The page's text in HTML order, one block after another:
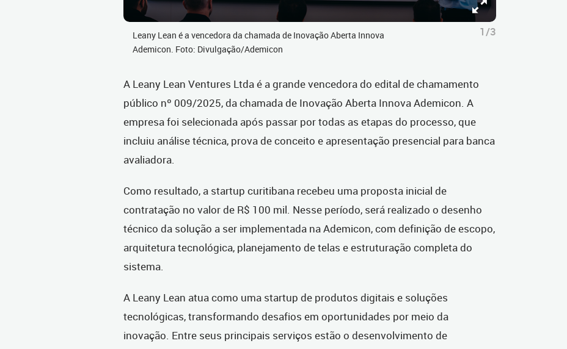
Leany Lean é a vencedora da chamada de Inovação Aberta Innova
Ademicon. Foto: Divulgação/Ademicon
1/3
A Leany Lean Ventures Ltda é a grande vencedora do edital de chamamento
público nº 009/2025, da chamada de Inovação Aberta Innova Ademicon. A
empresa foi selecionada após passar por todas as etapas do processo, que
incluiu análise técnica, prova de conceito e apresentação presencial para banca
avaliadora.
Como resultado, a startup curitibana recebeu uma proposta inicial de
contratação no valor de R$ 100 mil. Nesse período, será realizado o desenho
técnico da solução a ser implementada na Ademicon, com definição de escopo,
arquitetura tecnológica, planejamento de telas e estruturação completa do
sistema.
A Leany Lean atua como uma startup de produtos digitais e soluções
tecnológicas, transformando desafios em oportunidades por meio da
inovação. Entre seus principais serviços estão o desenvolvimento de